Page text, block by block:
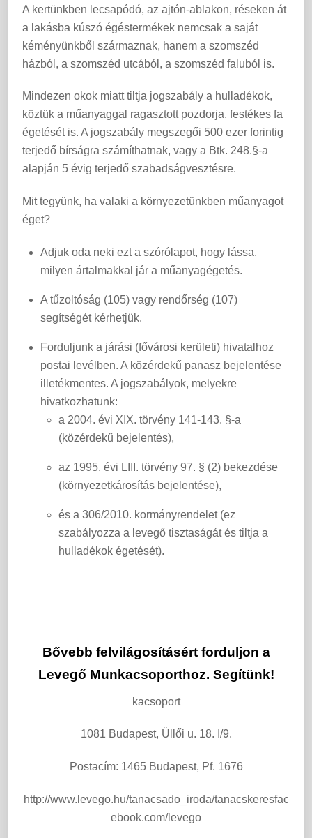
A kertünkben lecsapódó, az ajtón-ablakon, réseken át
a lakásba kúszó égéstermékek nemcsak a saját
kéményünkből származnak, hanem a szomszéd
házból, a szomszéd utcából, a szomszéd faluból is.
Mindezen okok miatt tiltja jogszabály a hulladékok,
köztük a műanyaggal ragasztott pozdorja, festékes fa
égetését is. A jogszabály megszegői 500 ezer forintig
terjedő bírságra számíthatnak, vagy a Btk. 248.§-a
alapján 5 évig terjedő szabadságvesztésre.
Mit tegyünk, ha valaki a környezetünkben műanyagot
éget?
Adjuk oda neki ezt a szórólapot, hogy lássa,
milyen ártalmakkal jár a műanyagégetés.
A tűzoltóság (105) vagy rendőrség (107)
segítségét kérhetjük.
Forduljunk a járási (fővárosi kerületi) hivatalhoz
postai levélben. A közérdekű panasz bejelentése
illetékmentes. A jogszabályok, melyekre
hivatkozhatunk:
a 2004. évi XIX. törvény 141-143. §-a
(közérdekű bejelentés),
az 1995. évi LIII. törvény 97. § (2) bekezdése
(környezetkárosítás bejelentése),
és a 306/2010. kormányrendelet (ez
szabályozza a levegő tisztaságát és tiltja a
hulladékok égetését).
Bővebb felvilágosításért forduljon a
Levegő Munkacsoporthoz. Segítünk!
kacsoport
1081 Budapest, Üllői u. 18. I/9.
Postacím: 1465 Budapest, Pf. 1676
http://www.levego.hu/tanacsado_iroda/tanacskeresfac
ebook.com/levego